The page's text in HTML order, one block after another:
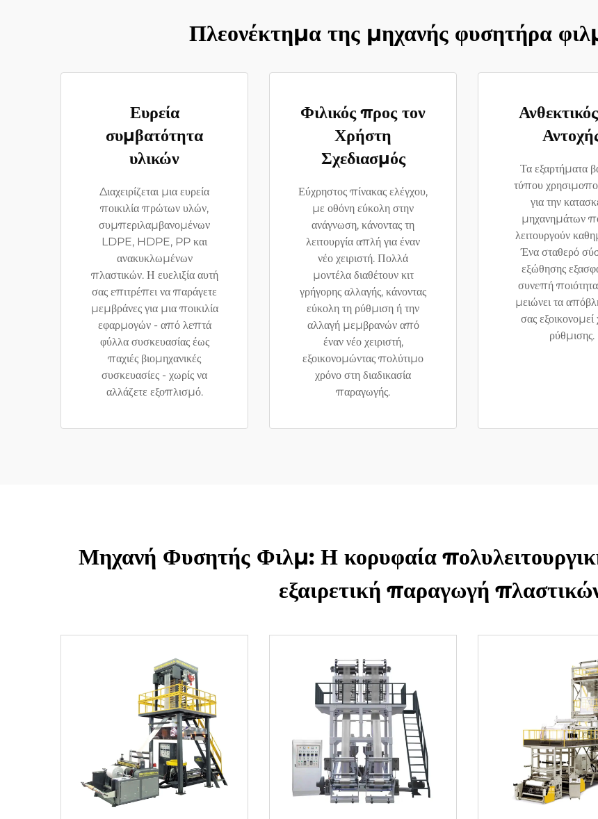
Πλεονέκτημα της μηχανής φυσητήρα
Ευρεία
συμβατότητα
υλικών
Διαχειρίζεται μια ευρεία
ποικιλία πρώτων υλών,
συμπεριλαμβανομένων
LDPE, HDPE, PP και
ανακυκλωμένων
πλαστικών. Η ευελιξία αυτή
σας επιτρέπει να παράγετε
μεμβράνες για μια ποικιλία
εφαρμογών - από λεπτά
φύλλα συσκευασίας έως
παχιές βιομηχανικές
συσκευασίες - χωρίς να
αλλάζετε εξοπλισμό.
Φιλικός προς τον
Χρήστη
Σχεδιασμός
Εύχρηστος πίνακας ελέγχου,
με οθόνη εύκολη στην
ανάγνωση, κάνοντας τη
λειτουργία απλή για έναν
νέο χειριστή. Πολλά
μοντέλα διαθέτουν κιτ
γρήγορης αλλαγής, κάνοντας
εύκολη τη ρύθμιση ή την
αλλαγή μεμβρανών από
έναν νέο χειριστή,
εξοικονομώντας πολύτιμο
χρόνο στη διαδικασία
παραγωγής.
Τα εξαρτήματα
τύπου
για την
μηχανημάτων
λειτουργούν
Ένα σταθερό
εξώθησης
συνεπή
μειώνει τα
σας εξοικονομεί
ρύθμισης.
Μηχανή Φυσητής Φιλμ: Η κορυφαία
εξαιρετική παραγωγή